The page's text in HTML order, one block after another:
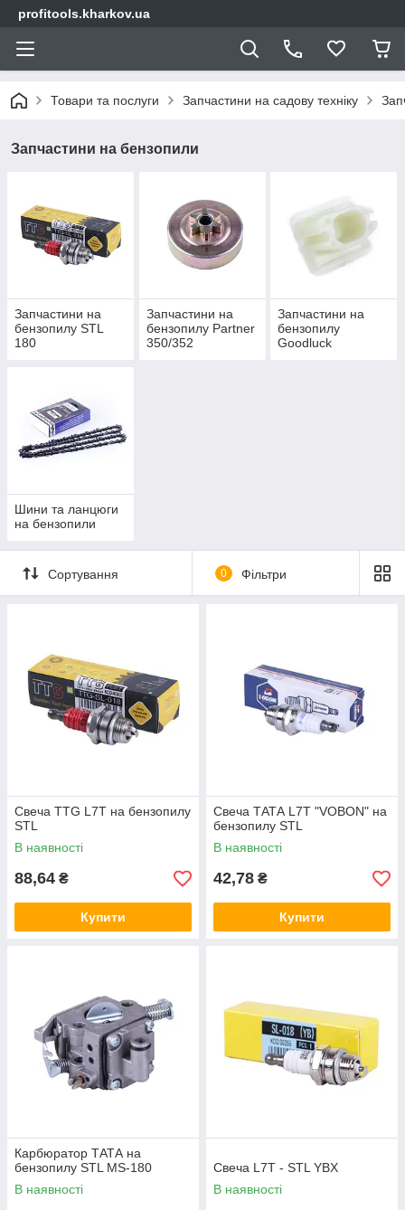
profitools.kharkov.ua
Товари та послуги Запчастини на садову техніку
Запчастини на бензопили
Запчастини на
бензопилу STL
180
Запчастини на
бензопилу Partner
350/352
Запчастини на
бензопилу
Goodluck
Шини та ланцюги
на бензопили
Сортування 0 Фільтри
Свеча TTG L7T на бензопилу
STL
В наявності
88,64 ₴
Купити
Свеча ТАТА L7T "VOBON" на
бензопилу STL
В наявності
42,78 ₴
Купити
Карбюратор ТАТА на
бензопилу STL MS-180
В наявності
Свеча L7T - STL YBX
В наявності